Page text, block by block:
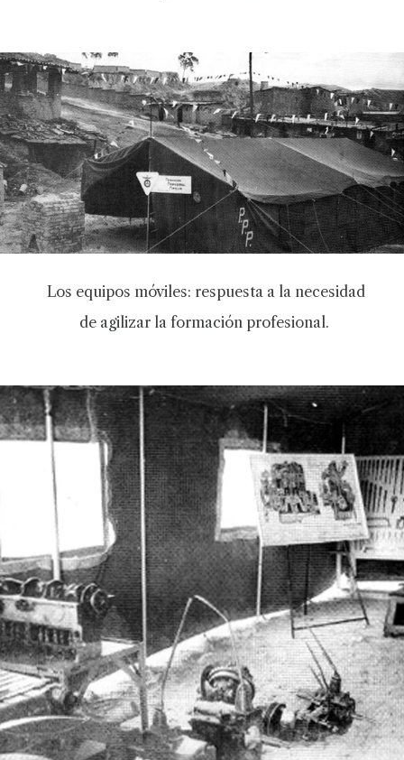
Los equipos móviles: respuesta a la necesidad
de agilizar la formación profesional.